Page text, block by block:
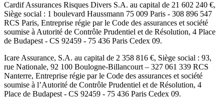
Cardif Assurances Risques Divers S.A. au capital de 21 602 240 €,
Siège social : 1 boulevard Haussmann 75 009 Paris - 308 896 547
RCS Paris, Entreprise régie par le Code des assurances et société
soumise à Autorité de Contrôle Prudentiel et de Résolution, 4 Place
de Budapest - CS 92459 - 75 436 Paris Cedex 09.
Icare Assurance, S.A. au capital de 2 358 816 €, Siège social : 93,
rue Nationale, 92 100 Boulogne-Billancourt – 327 061 339 RCS
Nanterre, Entreprise régie par le Code des assurances et société
soumise à l’Autorité de Contrôle Prudentiel et de Résolution, 4
Place de Budapest - CS 92459 - 75 436 Paris Cedex 09.